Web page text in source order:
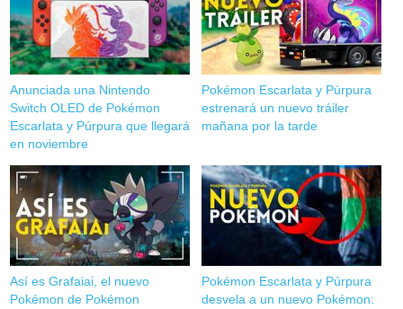
Anunciada una Nintendo
Switch OLED de Pokémon
Escarlata y Púrpura que llegará
en noviembre
Pokémon Escarlata y Púrpura
estrenará un nuevo tráiler
mañana por la tarde
Así es Grafaiai, el nuevo
Pokémon de Pokémon
Pokémon Escarlata y Púrpura
desvela a un nuevo Pokémon: